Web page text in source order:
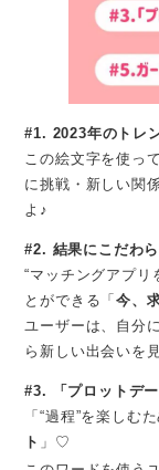
#1. 2023年のトレ
この絵文字を使っ
に挑戦・新しい関
よ♪
#2. 結果にこだわ
“マッチングアプリ
とができる「今、
ユーザーは、自分
ら新しい出会いを
#3. 「プロットデー
「“過程”を楽しむ
ト 」♡